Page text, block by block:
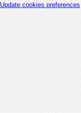
Update cookies preferences